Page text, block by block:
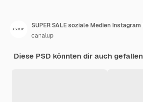
canalup
Diese PSD könnten dir auch gefallen